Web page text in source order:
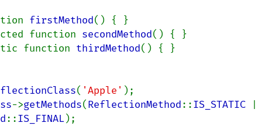
firstMethod() { }
function
secondMethod() { }
function
thirdMethod() { }
( 'Apple'
->getMethods(ReflectionMethod::IS_STATIC
::IS_FINAL